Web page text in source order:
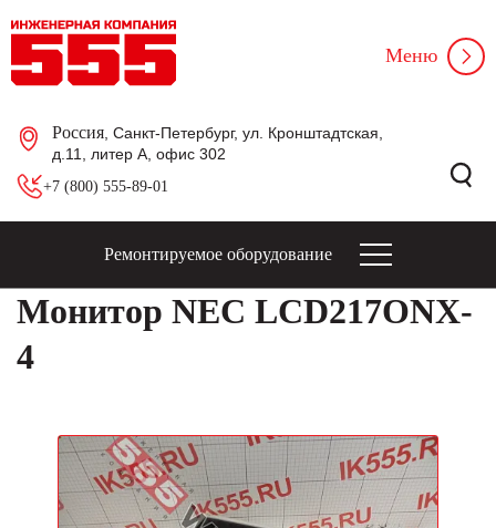
Россия , Санкт-Петербург, ул. Кронштадтская,
д.11, литер А, офис 302
+7 (800) 555-89-01
Меню
Ремонтируемое оборудование
Монитор NEC LCD217ONX-
4